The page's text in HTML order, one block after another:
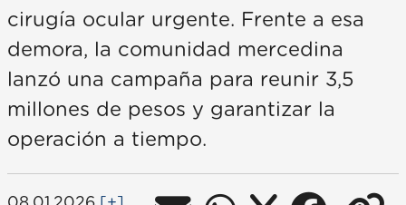
cirugía ocular urgente. Frente a esa
demora, la comunidad mercedina
lanzó una campaña para reunir 3,5
millones de pesos y garantizar la
operación a tiempo.